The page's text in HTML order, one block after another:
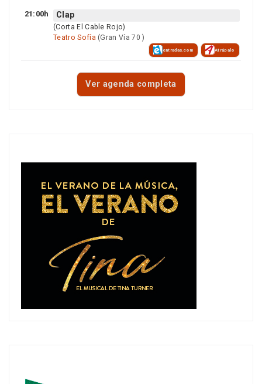
21:00h Clap
(Corta El Cable Rojo)
Teatro Sofía (Gran Vía 70 )
entradas.com Atrápalo
Ver agenda completa